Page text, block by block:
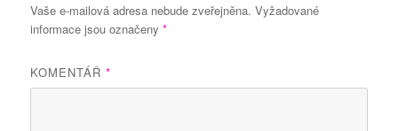
Vaše e-mailová adresa nebude zveřejněna. Vyžadované
informace jsou označeny*
KOMENTÁŘ*